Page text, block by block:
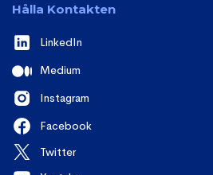
Hålla Kontakten
LinkedIn
Medium
Instagram
Facebook
Twitter